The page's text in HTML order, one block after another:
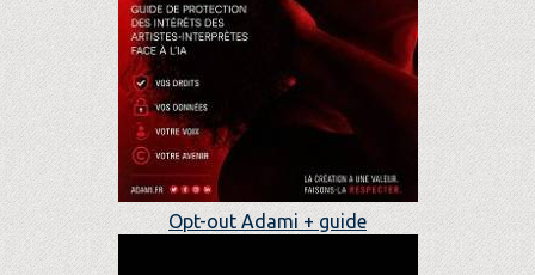
Opt-out Adami + guide